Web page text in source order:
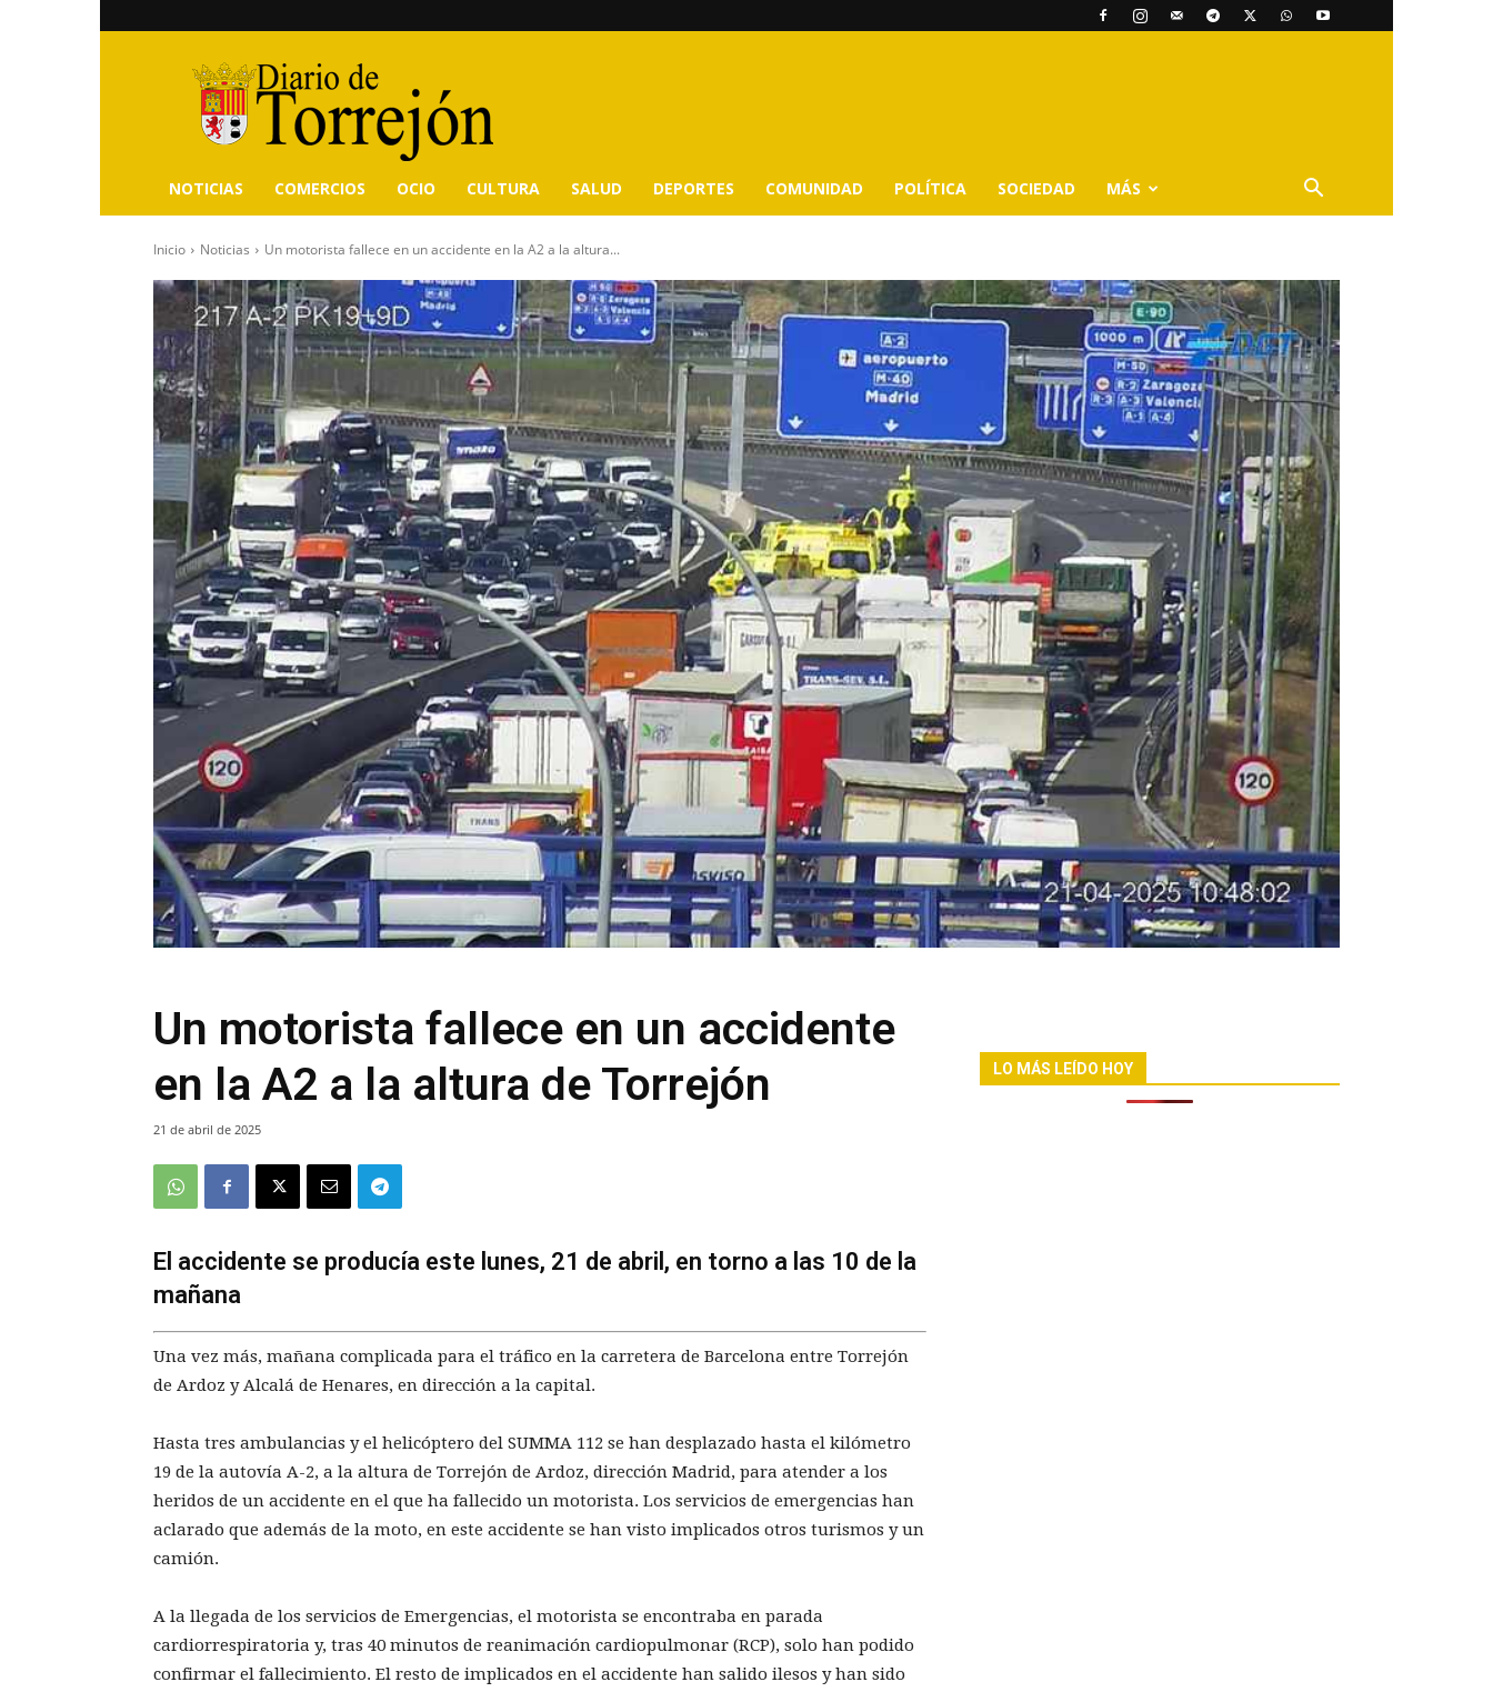
Diario
de
Torrejón
NOTICIAS COMERCIOS OCIO CULTURA SALUD DEPORTES COMUNIDAD POLÍTICA SOCIEDAD MÁS
Inicio Noticias Un motorista fallece en un accidente en la A2 a la altura...
Un motorista fallece en un accidente
en la A2 a la altura de Torrejón
21 de abril de 2025
El accidente se producía este lunes, 21 de abril, en torno a las 10 de la
mañana
Una vez más, mañana complicada para el tráfico en la carretera de Barcelona entre Torrejón
de Ardoz y Alcalá de Henares, en dirección a la capital.
Hasta tres ambulancias y el helicóptero del SUMMA 112 se han desplazado hasta el kilómetro
19 de la autovía A-2, a la altura de Torrejón de Ardoz, dirección Madrid, para atender a los
heridos de un accidente en el que ha fallecido un motorista. Los servicios de emergencias han
aclarado que además de la moto, en este accidente se han visto implicados otros turismos y un
camión.
A la llegada de los servicios de Emergencias, el motorista se encontraba en parada
cardiorrespiratoria y, tras 40 minutos de reanimación cardiopulmonar (RCP), solo han podido
confirmar el fallecimiento. El resto de implicados en el accidente han salido ilesos y han sido
LO MÁS LEÍDO HOY